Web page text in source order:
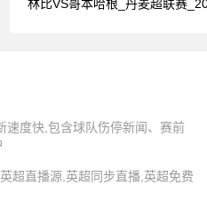
林比VS哥本哈根_丹麦超联赛
速度快,包含球队伤停新闻、赛前
超直播源,英超同步直播,英超免费